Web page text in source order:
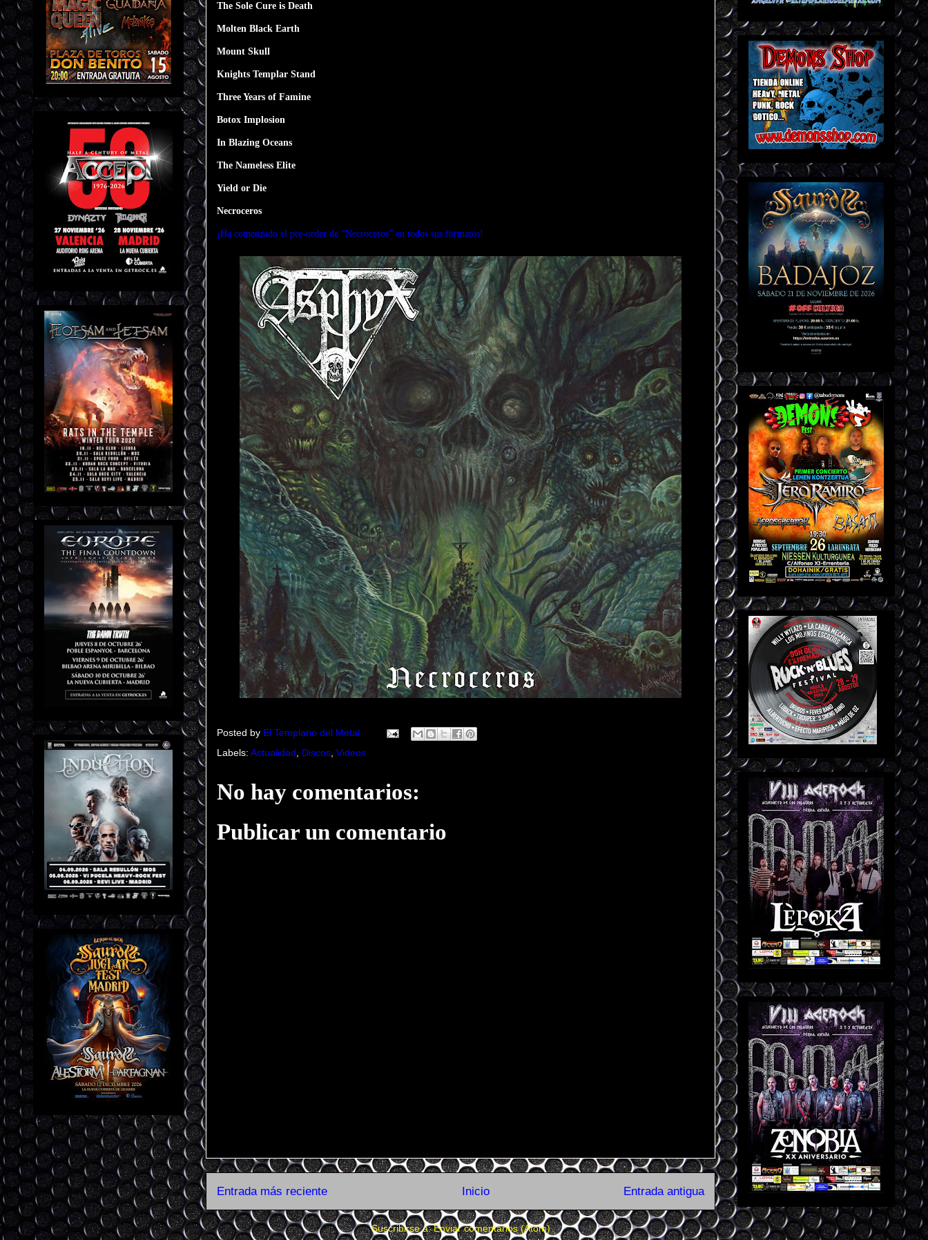
The Sole Cure is Death
Molten Black Earth
Mount Skull
Knights Templar Stand
Three Years of Famine
Botox Implosion
In Blazing Oceans
The Nameless Elite
Yield or Die
Necroceros
¡Ha comenzado el pre-order de “Necroceros” en todos sus formatos!
Posted by El Templario del Metal
Labels: Actualidad Discos Videos
No hay comentarios:
Publicar un comentario
Entrada más reciente Entrada antigua
Inicio
Suscribirse a:Enviar comentarios (Atom)